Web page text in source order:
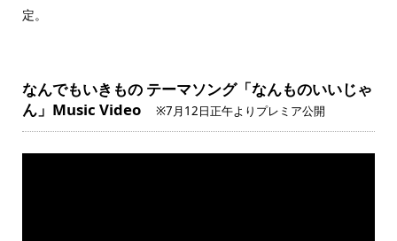
定。
なんでもいきもの テーマソング「なんものいいじゃ
ん」Music Video
※7月12日正午よりプレミア公開